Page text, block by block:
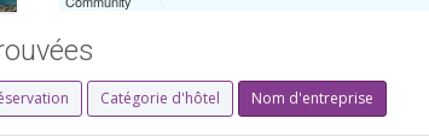
Catégorie d'hôtel Nom d'entreprise